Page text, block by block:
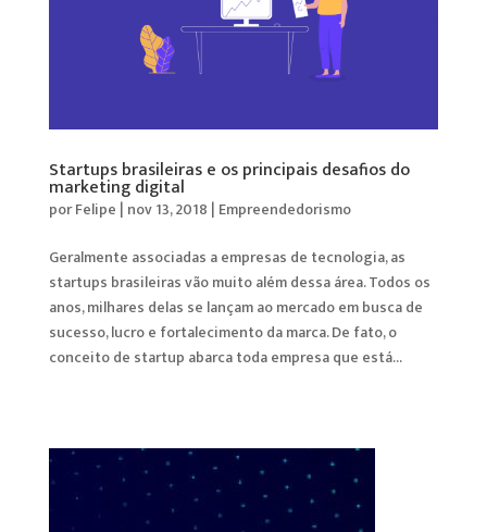
Startups brasileiras e os principais desafios do
marketing digital
porFelipe | nov 13, 2018 | Empreendedorismo
Geralmente associadas a empresas de tecnologia, as
startups brasileiras vão muito além dessa área. Todos os
anos, milhares delas se lançam ao mercado em busca de
sucesso, lucro e fortalecimento da marca. De fato, o
conceito de startup abarca toda empresa que está...